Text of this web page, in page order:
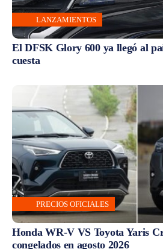
LANZAMIENTOS
El DFSK Glory 600 ya llegó al
cuesta
PRECIOS OFICIALES
Honda WR-V VS Toyota Yaris
congelados en agosto 2026